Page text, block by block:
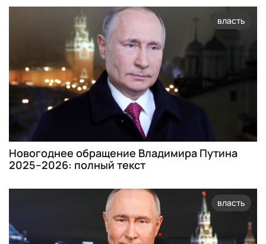
власть
Новогоднее обращение Владимира Путина
2025–2026: полный текст
власть